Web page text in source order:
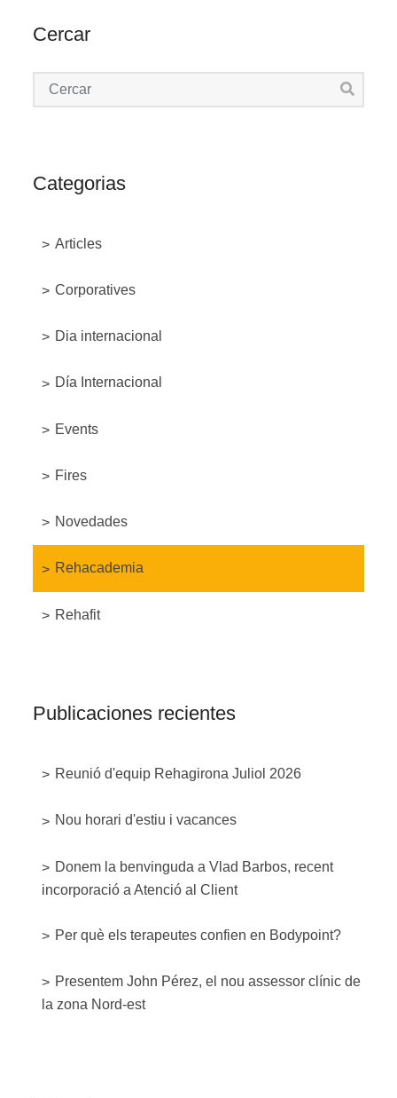
Cercar
Categorias
Articles
Corporatives
Dia internacional
Día Internacional
Events
Fires
Novedades
Rehacademia
Rehafit
Publicaciones recientes
Reunió d'equip Rehagirona Juliol 2026
Nou horari d'estiu i vacances
Donem la benvinguda a Vlad Barbos, recent
incorporació a Atenció al Client
Per què els terapeutes confien en Bodypoint?
Presentem John Pérez, el nou assessor clínic de
la zona Nord-est